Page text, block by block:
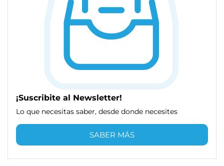
¡Suscribite al Newsletter!
Lo que necesitas saber, desde donde necesites
SABER MÁS